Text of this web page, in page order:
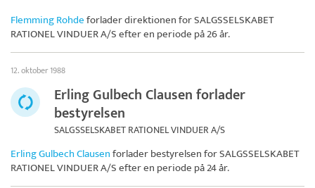
Flemming Rohdeforlader direktionen forSALGSSELSKABET
RATIONEL VINDUER A/Sefter en periode på 26 år.
12. oktober 1988
Erling Gulbech Clausen forlader
bestyrelsen
SALGSSELSKABET RATIONEL VINDUER A/S
Erling Gulbech Clausenforlader bestyrelsen forSALGSSELSKABET
RATIONEL VINDUER A/Sefter en periode på 24 år.